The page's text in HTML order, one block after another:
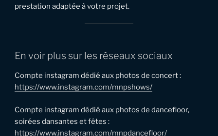
prestation adaptée à votre projet.
En voir plus sur les réseaux sociaux
Compte instagram dédié aux photos de concert :
https://www.instagram.com/mnpshows/
Compte instagram dédié aux photos de dancefloor,
soirées dansantes et fêtes :
https://www.instagram.com/mnpdancefloor/